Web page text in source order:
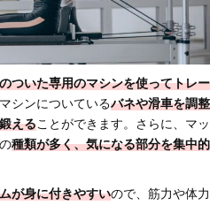
ついた専用のマシンを使ってトレー
シンについているバネや滑車を調整
えることができます。さらに、マッ
種類が多く、気になる部分を集中的
が身に付きやすいので、筋力や体力